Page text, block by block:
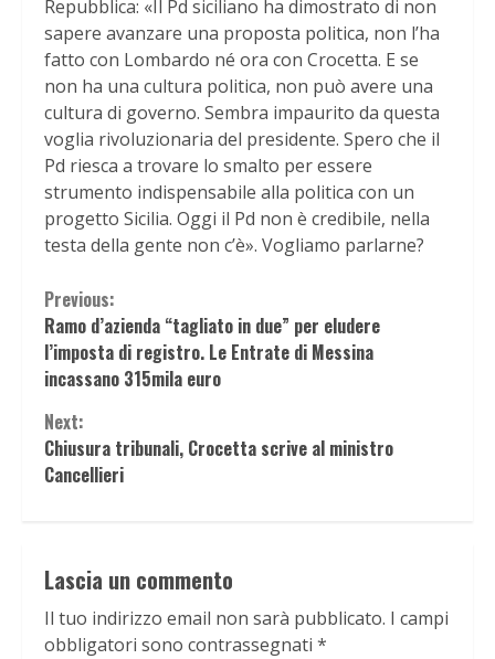
Repubblica: «Il Pd siciliano ha dimostrato di non
sapere avanzare una proposta politica, non l’ha
fatto con Lombardo né ora con Crocetta. E se
non ha una cultura politica, non può avere una
cultura di governo. Sembra impaurito da questa
voglia rivoluzionaria del presidente. Spero che il
Pd riesca a trovare lo smalto per essere
strumento indispensabile alla politica con un
progetto Sicilia. Oggi il Pd non è credibile, nella
testa della gente non c’è». Vogliamo parlarne?
Continue
Reading
Previous:
Ramo d’azienda “tagliato in due” per eludere
l’imposta di registro. Le Entrate di Messina
incassano 315mila euro
Next:
Chiusura tribunali, Crocetta scrive al ministro
Cancellieri
Lascia un commento
Il tuo indirizzo email non sarà pubblicato. I campi
obbligatori sono contrassegnati *